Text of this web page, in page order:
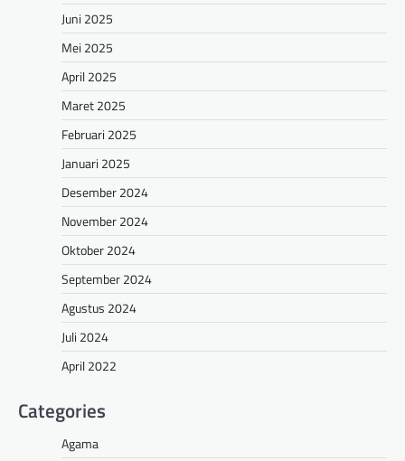
Juni 2025
Mei 2025
April 2025
Maret 2025
Februari 2025
Januari 2025
Desember 2024
November 2024
Oktober 2024
September 2024
Agustus 2024
Juli 2024
April 2022
Categories
Agama